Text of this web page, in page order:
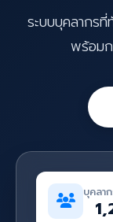
ระบบบุคลากร
พร้อมก
บุคลา